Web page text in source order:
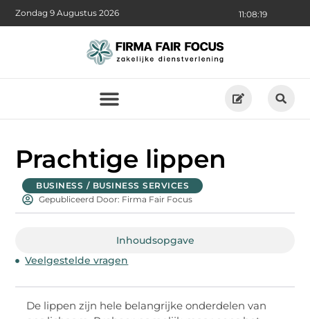
11:08:20
Zondag 9 Augustus 2026
Prachtige lippen
BUSINESS / BUSINESS SERVICES
Gepubliceerd Door: Firma Fair Focus
Inhoudsopgave
Veelgestelde vragen
De lippen zijn hele belangrijke onderdelen van